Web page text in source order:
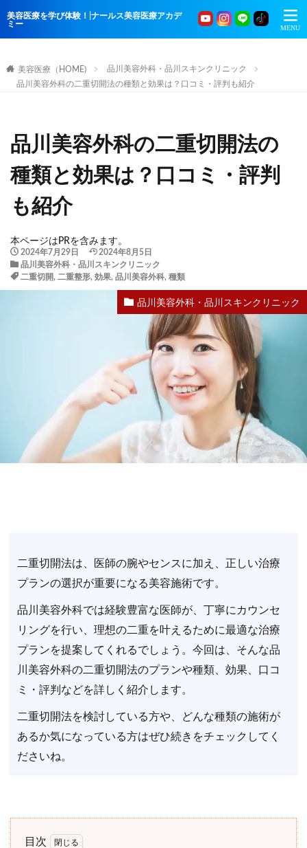
美容医療を学び体験！|ナールス美容医療アカデ
ミー
美容医療（HOME)
品川美容外科・品川スキンクリニック
品川美容外科の二重切開法の種類と効果は？口コミ・評判も紹介
品川美容外科の二重切開法の
種類と効果は？口コミ・評判
も紹介
本ページはPRを含みます。
2024年7月29日
2024年8月5日
品川美容外科・品川スキンクリニック
二重切開, 二重整形, 効果, 品川美容外科, 種類
品川美容外科・品川スキンクリニック
二重切開法は、医師の腕やセンスに加え、正しい治療
プランの選択が重要になる美容施術です。
品川美容外科では経験豊富な医師が、丁寧にカウンセ
リングを行い、理想の二重を叶えるために最適な治療
プランを提案してくれるでしょう。今回は、そんな品
川美容外科の二重切開法のプランや種類、効果、口コ
ミ・評判などを詳しく紹介します。
二重切開法を検討している方や、どんな種類の施術が
あるか気になっている方はぜひ続きをチェックしてく
ださいね。
目次